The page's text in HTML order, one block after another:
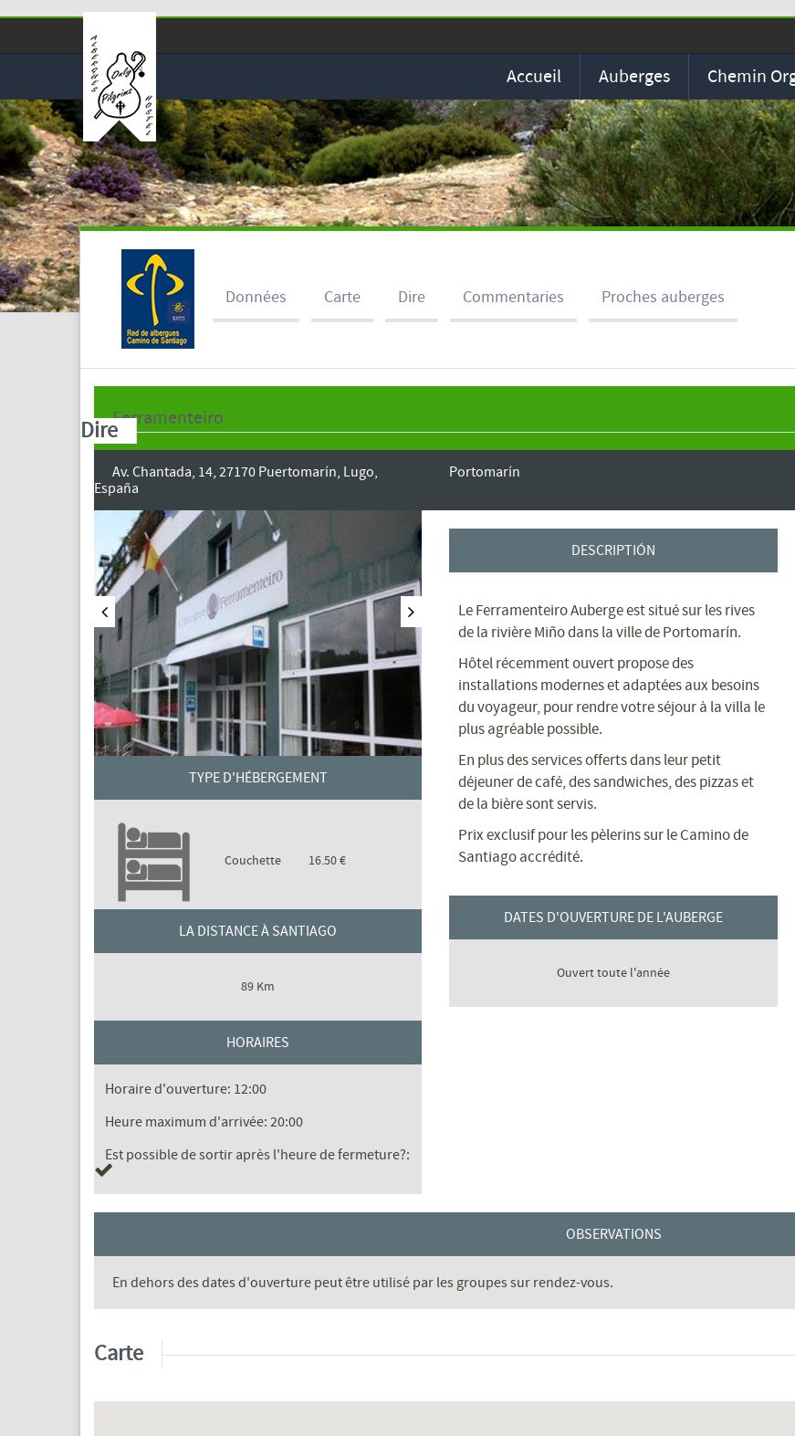
Accueil Auberges Chemin
Données Carte Dire Commentaries Proches auberges
Ferramenteiro
Av. Chantada, 14, 27170 Puertomarín, Lugo,
España
Portomarín
TYPE D'HÉBERGEMENT
Couchette 16.50 €
LA DISTANCE À SANTIAGO
89 Km
HORAIRES
Horaire d'ouverture: 12:00
Heure maximum d'arrivée: 20:00
Est possible de sortir après l'heure de fermeture?:
DESCRIPTIÓN
Le Ferramenteiro Auberge est situé sur les rives
de la rivière Miño dans la ville de Portomarín.
Hôtel récemment ouvert propose des
installations modernes et adaptées aux besoins
du voyageur, pour rendre votre séjour à la villa le
plus agréable possible.
En plus des services offerts dans leur petit
déjeuner de café, des sandwiches, des pizzas et
de la bière sont servis.
Prix ​​exclusif pour les pèlerins sur le Camino de
Santiago accrédité.
DATES D'OUVERTURE DE L'AUBERGE
Ouvert toute l'année
OBSERVATIONS
En dehors des dates d'ouverture peut être utilisé par les groupes sur rendez-vous.
Carte
Dire